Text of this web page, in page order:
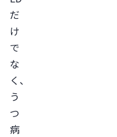
だ
け
で
な
く、
う
つ
病